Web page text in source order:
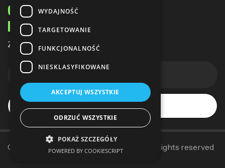
ODBIERZ 10% ZNIŻKI
NA PIERWSZE ZAKUPY
Zapisz się do naszego newslettera
Subskrybuj
Copyright © 2014–2025Sallerpolska . All rights reserved
WYDAJNOŚĆ
TARGETOWANIE
FUNKCJONALNOŚĆ
NIESKLASYFIKOWANE
AKCEPTUJ WSZYSTKIE
ODRZUĆ WSZYSTKIE
POKAŻ SZCZEGÓŁY
POWERED BY COOKIESCRIPT